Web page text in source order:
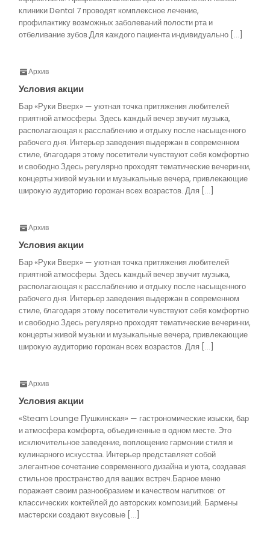
клиники Dental 7 проводят комплексное лечение,
профилактику возможных заболеваний полости рта и
отбеливание зубов.Для каждого пациента индивидуально […]
Архив
Условия акции
Бар «Руки Вверх» — уютная точка притяжения любителей
приятной атмосферы. Здесь каждый вечер звучит музыка,
располагающая к расслаблению и отдыху после насыщенного
рабочего дня. Интерьер заведения выдержан в современном
стиле, благодаря этому посетители чувствуют себя комфортно
и свободно.Здесь регулярно проходят тематические вечеринки,
концерты живой музыки и музыкальные вечера, привлекающие
широкую аудиторию горожан всех возрастов. Для […]
Архив
Условия акции
Бар «Руки Вверх» — уютная точка притяжения любителей
приятной атмосферы. Здесь каждый вечер звучит музыка,
располагающая к расслаблению и отдыху после насыщенного
рабочего дня. Интерьер заведения выдержан в современном
стиле, благодаря этому посетители чувствуют себя комфортно
и свободно.Здесь регулярно проходят тематические вечеринки,
концерты живой музыки и музыкальные вечера, привлекающие
широкую аудиторию горожан всех возрастов. Для […]
Архив
Условия акции
«Steam Lounge Пушкинская» — гастрономические изыски, бар
и атмосфера комфорта, объединенные в одном месте. Это
исключительное заведение, воплощение гармонии стиля и
кулинарного искусства. Интерьер представляет собой
элегантное сочетание современного дизайна и уюта, создавая
стильное пространство для ваших встреч.Барное меню
поражает своим разнообразием и качеством напитков: от
классических коктейлей до авторских композиций. Бармены
мастерски создают вкусовые […]